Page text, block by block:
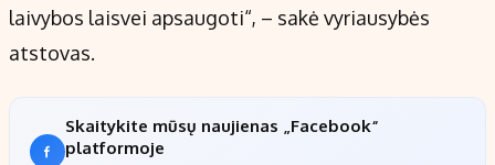
laivybos laisvei apsaugoti“, – sakė vyriausybės
atstovas.
Skaitykite mūsų naujienas „Facebook“
platformoje